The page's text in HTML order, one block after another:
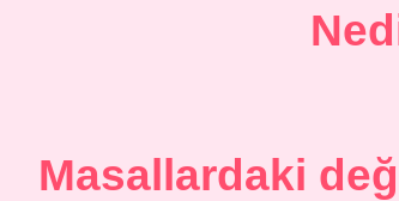
Masallardaki